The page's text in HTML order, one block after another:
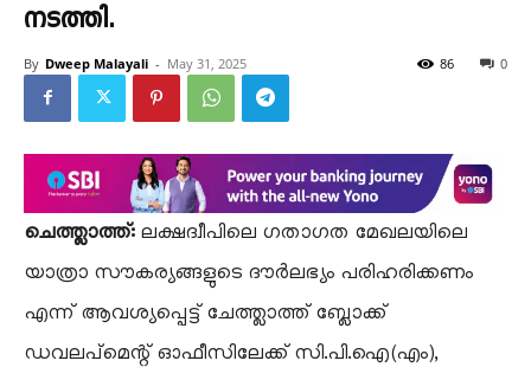
നടത്തി.
By Dweep Malayali - May 31, 2025 0
86
ചെത്ത്ലാത്ത്:ലക്ഷദ്വീപിലെ ഗതാഗത മേഖലയിലെ
യാത്രാ സൗകര്യങ്ങളുടെ ദൗർലഭ്യം പരിഹരിക്കണം
എന്ന് ആവശ്യപ്പെട്ട് ചേത്ത്ലാത്ത് ബ്ലോക്ക്
ഡവലപ്മെന്റ് ഓഫീസിലേക്ക് സി.പി.ഐ(എം),